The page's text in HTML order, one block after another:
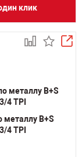
клик
металлу B+S
4 TPI